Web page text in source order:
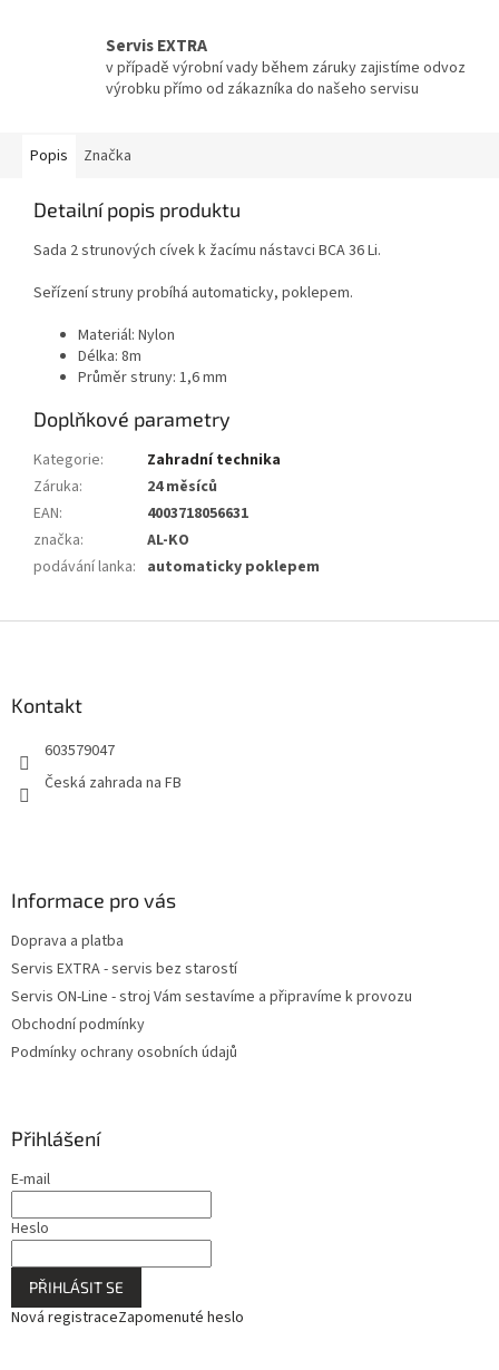
Servis EXTRA
v případě výrobní vady během záruky zajistíme odvoz
výrobku přímo od zákazníka do našeho servisu
Popis Značka
Detailní popis produktu
Sada 2 strunových cívek k žacímu nástavci BCA 36 Li.
Seřízení struny probíhá automaticky, poklepem.
Materiál: Nylon
Délka: 8m
Průměr struny: 1,6 mm
Doplňkové parametry
Kategorie:
Zahradní technika
Záruka:
24 měsíců
EAN:
4003718056631
značka:
AL-KO
podávání lanka: automaticky poklepem
Kontakt
603579047
Česká zahrada na FB
Informace pro vás
Doprava a platba
Servis EXTRA - servis bez starostí
Servis ON-Line - stroj Vám sestavíme a připravíme k provozu
Obchodní podmínky
Podmínky ochrany osobních údajů
Přihlášení
E-mail
Heslo
PŘIHLÁSIT SE
Nová registraceZapomenuté heslo